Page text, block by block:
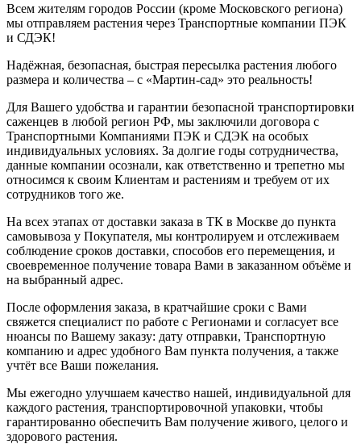
Всем жителям городов России (кроме Московского региона)
мы отправляем растения через Транспортные компании ПЭК
и СДЭК!
Надёжная, безопасная, быстрая пересылка растения любого
размера и количества – с «Мартин-сад» это реальность!
Для Вашего удобства и гарантии безопасной транспортировки
саженцев в любой регион РФ, мы заключили договора с
Транспортными Компаниями ПЭК и СДЭК на особых
индивидуальных условиях. За долгие годы сотрудничества,
данные компании осознали, как ответственно и трепетно мы
относимся к своим Клиентам и растениям и требуем от их
сотрудников того же.
На всех этапах от доставки заказа в ТК в Москве до пункта
самовывоза у Покупателя, мы контролируем и отслеживаем
соблюдение сроков доставки, способов его перемещения, и
своевременное получение товара Вами в заказанном объёме и
на выбранный адрес.
После оформления заказа, в кратчайшие сроки с Вами
свяжется специалист по работе с Регионами и согласует все
нюансы по Вашему заказу: дату отправки, Транспортную
компанию и адрес удобного Вам пункта получения, а также
учтёт все Ваши пожелания.
Мы ежегодно улучшаем качество нашей, индивидуальной для
каждого растения, транспортировочной упаковки, чтобы
гарантированно обеспечить Вам получение живого, целого и
здорового растения.